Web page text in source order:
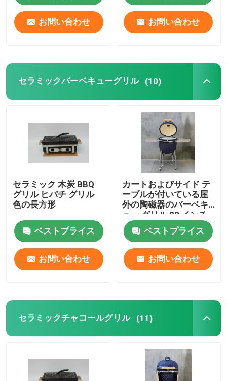
20インチかまどグリル
かまどグリル 23インチ
かまどグリルアクセサリー
セラミック屋内ポット
お問い合わせ お問い合わせ
セラミックバーベキューグリル (10)
セラミック 木炭 BBQ
グリル ヒバチ グリル
色の長方形
ベストプライス
お問い合わせ
カートおよびサイド テ
ーブルが付いている屋
外の陶磁器のバーベキ
ュー グリル 22 インチ
の海軍色
ベストプライス
お問い合わせ
セラミックチャコールグリル (11)